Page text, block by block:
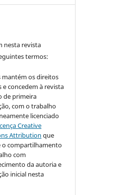
nesta revista
termos:
mantém os direitos
e concedem à revista
de primeira
com o trabalho
licenciado
Creative
Attribution que
o compartilhamento
com
da autoria e
inicial nesta